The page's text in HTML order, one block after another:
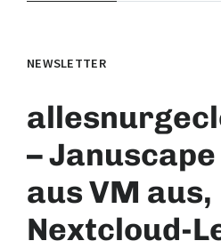
NEWSLETTER
–
aus VM aus,
Nextcloud-